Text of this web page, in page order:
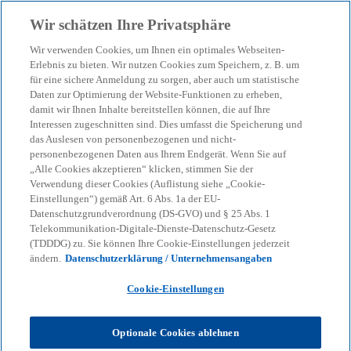
menu search
Daniel Hermanns
Wir schätzen Ihre Privatsphäre
Wir verwenden Cookies, um Ihnen ein optimales Webseiten-
Erlebnis zu bieten. Wir nutzen Cookies zum Speichern, z. B. um
für eine sichere Anmeldung zu sorgen, aber auch um statistische
Daten zur Optimierung der Website-Funktionen zu erheben,
damit wir Ihnen Inhalte bereitstellen können, die auf Ihre
Interessen zugeschnitten sind. Dies umfasst die Speicherung und
das Auslesen von personenbezogenen und nicht-
personenbezogenen Daten aus Ihrem Endgerät. Wenn Sie auf
„Alle Cookies akzeptieren“ klicken, stimmen Sie der
Verwendung dieser Cookies (Auflistung siehe „Cookie-
Einstellungen“) gemäß Art. 6 Abs. 1a der EU-
Datenschutzgrundverordnung (DS-GVO) und § 25 Abs. 1
Telekommunikation-Digitale-Dienste-Datenschutz-Gesetz
(TDDDG) zu. Sie können Ihre Cookie-Einstellungen jederzeit
ändern. Datenschutzerklärung / Unternehmensangaben
Cookie-Einstellungen
Optionale Cookies ablehnen